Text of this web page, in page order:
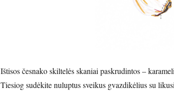
Ištisos česnako skiltelės skaniai paskrudintos –
Tiesiog sudėkite nuluptus sveikus gvazdikėlius su